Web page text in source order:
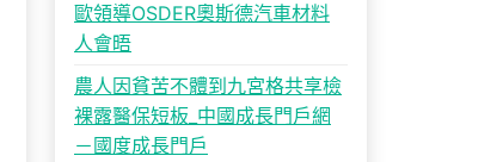
歐領導OSDER奧斯德汽車材料
人會晤
農人因貧苦不體到九宮格共享檢
裸露醫保短板_中國成長門戶網
－國度成長門戶